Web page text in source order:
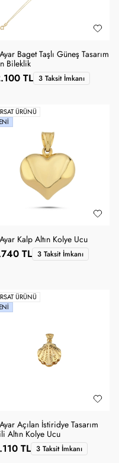
Baget Taşlı Güneş Tasarım
Bileklik
TL 3 Taksit İmkanı
ÜRÜNÜ
Kalp Altın Kolye Ucu
TL 3 Taksit İmkanı
ÜRÜNÜ
Açılan İstiridye Tasarım
Altın Kolye Ucu
TL 3 Taksit İmkanı